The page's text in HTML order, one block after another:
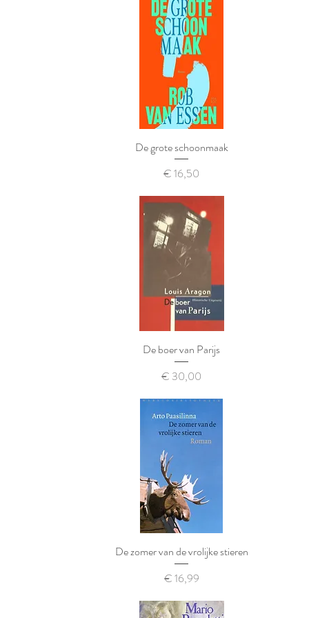
De grote schoonmaak
Prijs
€ 16,50
De boer van Parijs
Prijs
€ 30,00
De zomer van de vrolijke stieren
Prijs
€ 16,99